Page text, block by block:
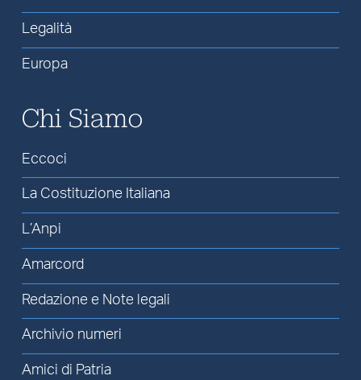
Legalità
Europa
Chi Siamo
Eccoci
La Costituzione Italiana
L’Anpi
Amarcord
Redazione e Note legali
Archivio numeri
Amici di Patria